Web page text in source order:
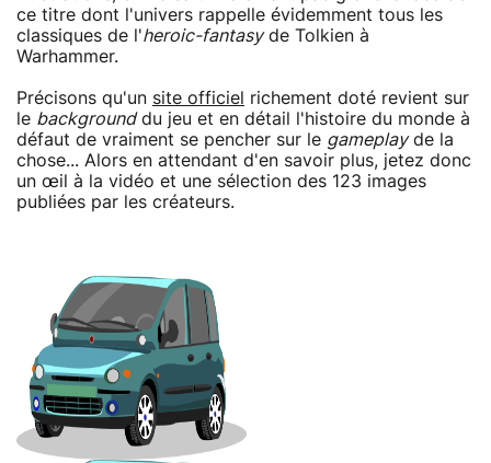
ce titre dont l'univers rappelle évidemment tous les
classiques de l'heroic-fantasyde Tolkien à
Warhammer.
Précisons qu'un site officiel
richement doté revient sur
le backgrounddu jeu et en détail l'histoire du monde à
défaut de vraiment se pencher sur le gameplayde la
chose... Alors en attendant d'en savoir plus, jetez donc
un œil à la vidéo et une sélection des 123 images
publiées par les créateurs.